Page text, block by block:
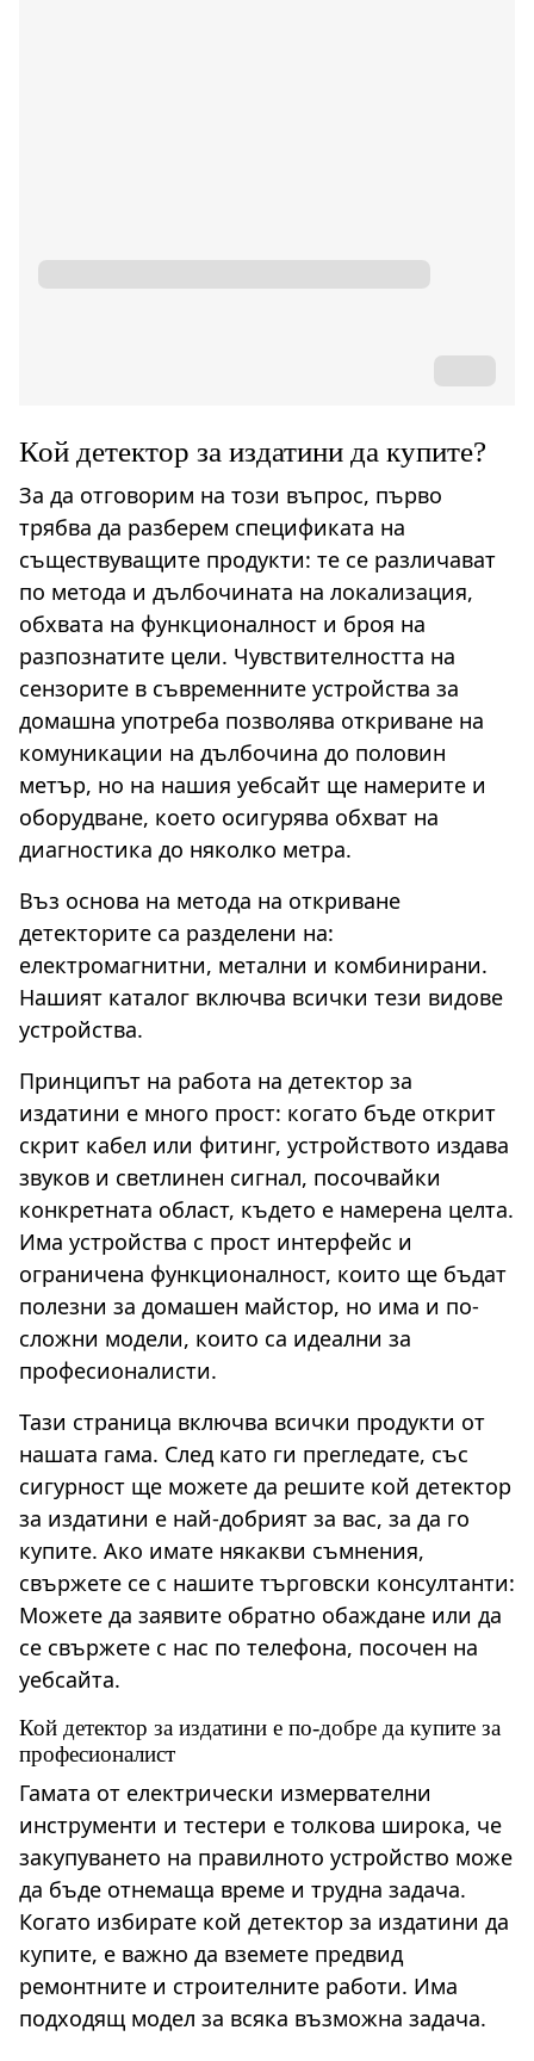
Кой детектор за издатини да купите?
За да отговорим на този въпрос, първо
трябва да разберем спецификата на
съществуващите продукти: те се различават
по метода и дълбочината на локализация,
обхвата на функционалност и броя на
разпознатите цели. Чувствителността на
сензорите в съвременните устройства за
домашна употреба позволява откриване на
комуникации на дълбочина до половин
метър, но на нашия уебсайт ще намерите и
оборудване, което осигурява обхват на
диагностика до няколко метра.
Въз основа на метода на откриване
детекторите са разделени на:
електромагнитни, метални и комбинирани.
Нашият каталог включва всички тези видове
устройства.
Принципът на работа на детектор за
издатини е много прост: когато бъде открит
скрит кабел или фитинг, устройството издава
звуков и светлинен сигнал, посочвайки
конкретната област, където е намерена целта.
Има устройства с прост интерфейс и
ограничена функционалност, които ще бъдат
полезни за домашен майстор, но има и по-
сложни модели, които са идеални за
професионалисти.
Тази страница включва всички продукти от
нашата гама. След като ги прегледате, със
сигурност ще можете да решите кой детектор
за издатини е най-добрият за вас, за да го
купите. Ако имате някакви съмнения,
свържете се с нашите търговски консултанти:
Можете да заявите обратно обаждане или да
се свържете с нас по телефона, посочен на
уебсайта.
Кой детектор за издатини е по-добре да купите за
професионалист
Гамата от електрически измервателни
инструменти и тестери е толкова широка, че
закупуването на правилното устройство може
да бъде отнемаща време и трудна задача.
Когато избирате кой детектор за издатини да
купите, е важно да вземете предвид
ремонтните и строителните работи. Има
подходящ модел за всяка възможна задача.